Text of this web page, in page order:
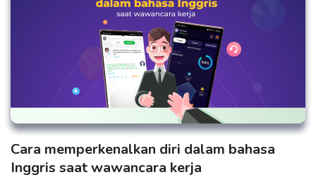
Cara memperkenalkan diri dalam bahasa
Inggris saat wawancara kerja